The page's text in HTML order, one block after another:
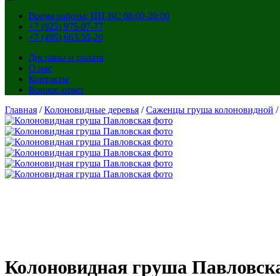
Время работы: ПН-ВС 08:00-20:00
+7 (925) 975-07-77
+7 (495) 663-55-20
Доставка и оплата
О нас
Контакты
Вопрос-ответ
Главная /Колоновидные деревья /Саженцы груша колоновидной /
Колоновидная груша